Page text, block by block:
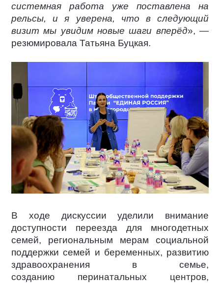
системная работа уже поставлена на
рельсы, и я уверена, что в следующий
визит мы увидим новые шаги вперёд», —
резюмировала Татьяна Буцкая.
В ходе дискуссии уделили внимание
доступности переезда для многодетных
семей, региональным мерам социальной
поддержки семей и беременных, развитию
здравоохранения в семье,
созданию перинатальных центров,